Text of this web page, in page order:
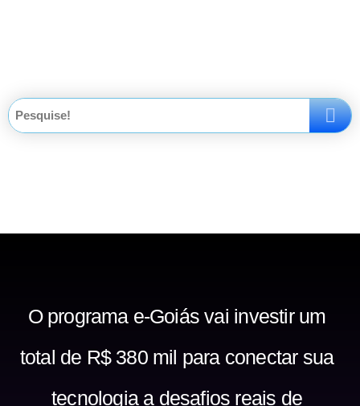
O programa e-Goiás vai investir um
total de R$ 380 mil para conectar sua
tecnologia a desafios reais de